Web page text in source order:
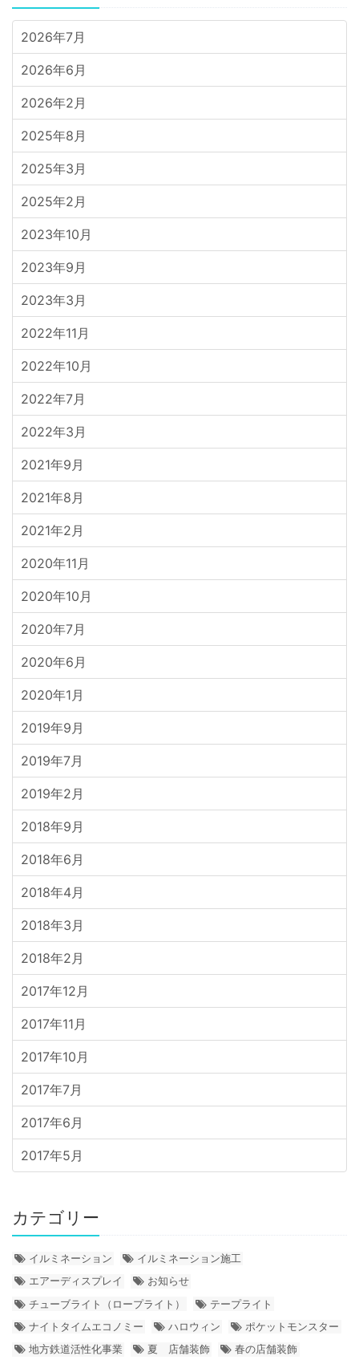
2026年7月
2026年6月
2026年2月
2025年8月
2025年3月
2025年2月
2023年10月
2023年9月
2023年3月
2022年11月
2022年10月
2022年7月
2022年3月
2021年9月
2021年8月
2021年2月
2020年11月
2020年10月
2020年7月
2020年6月
2020年1月
2019年9月
2019年7月
2019年2月
2018年9月
2018年6月
2018年4月
2018年3月
2018年2月
2017年12月
2017年11月
2017年10月
2017年7月
2017年6月
2017年5月
カテゴリー
イルミネーション
イルミネーション施工
エアーディスプレイ
お知らせ
チューブライト（ロープライト）
テープライト
ナイトタイムエコノミー
ハロウィン
ポケットモンスター
地方鉄道活性化事業
夏 店舗装飾
春の店舗装飾